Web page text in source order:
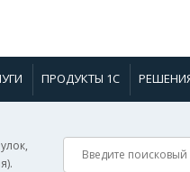
ПРОДУКТЫ 1С